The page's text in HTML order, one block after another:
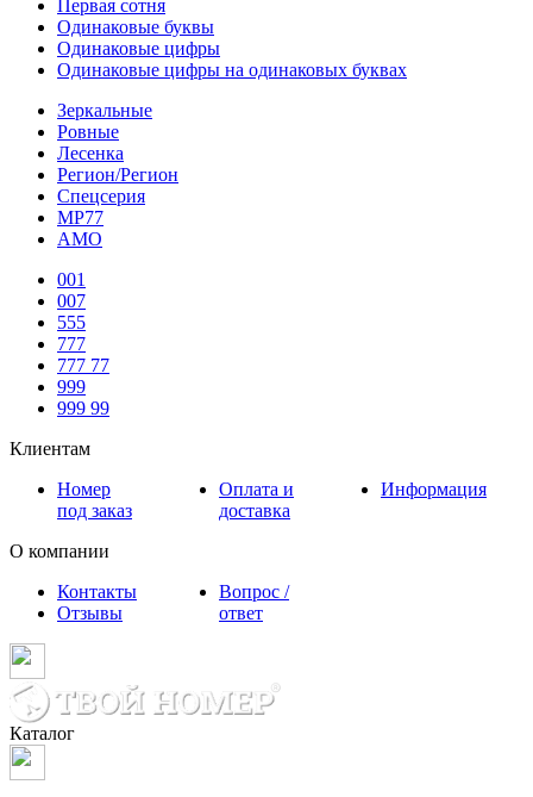
Первая сотня
Одинаковые буквы
Одинаковые цифры
Одинаковые цифры на одинаковых буквах
Зеркальные
Ровные
Лесенка
Регион/Регион
Спецсерия
МР77
АМО
001
007
555
777
777 77
999
999 99
Клиентам
Номер
под заказ
Оплата и
доставка
Информация
О компании
Контакты
Отзывы
Вопрос /
ответ
Каталог